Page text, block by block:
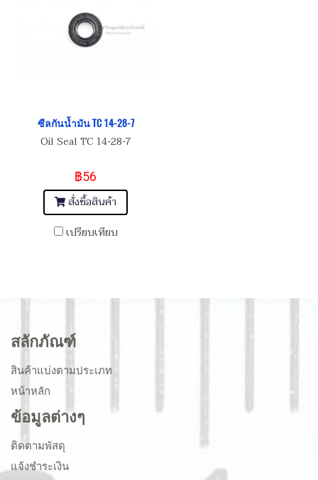
ซีลกันน้ำมัน TC 14-28-7
Oil Seal TC 14-28-7
฿56
สั่งซื้อสินค้า
เปรียบเทียบ
สลักภัณฑ์
สินค้าแบ่งตามประเภท
หน้าหลัก
ข้อมูลต่างๆ
ติดตามพัสดุ
แจ้งชำระเงิน